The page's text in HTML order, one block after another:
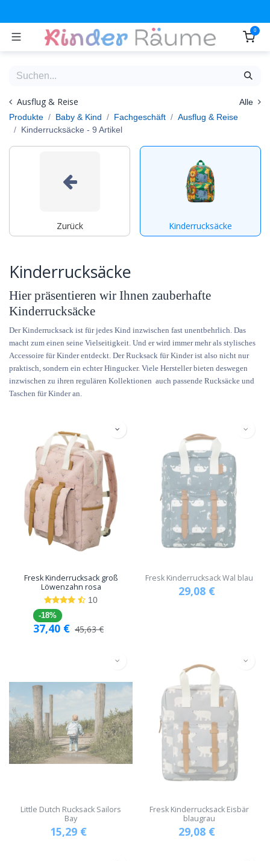
0
Ausflug & Reise
Alle
Produkte
Baby & Kind Fachgeschäft
Ausflug & Reise
Kinderrucksäcke - 9 Artikel
Zurück Kinderrucksäcke
Kinderrucksäcke
Hier präsentieren wir Ihnen zauberhafte
Kinderrucksäcke
Der Kinderrucksack ist für jedes Kind inzwischen fast unentbehrlich. Das
macht zum einen seine Vielseitigkeit. Und er wird immer mehr als stylisches
Accessoire für Kinder entdeckt. Der Rucksack für Kinder ist also nicht nur
praktisch, sondern ein echter Hingucker. Viele Hersteller bieten deswegen
inzwischen zu ihren regulären Kollektionen auch passende Rucksäcke und
Taschen für Kinder an.
Fresk Kinderrucksack groß
Löwenzahn rosa
10
-18%
37,40 € 45,63€
Fresk Kinderrucksack Wal blau
29,08 €
Little Dutch Rucksack Sailors
Bay
15,29 €
Fresk Kinderrucksack Eisbär
blaugrau
29,08 €